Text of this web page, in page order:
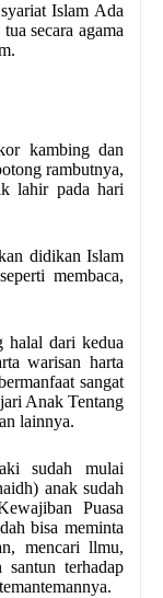
Islam Ada
secara agama
kambing dan
rambutnya,
lahir pada hari
didikan Islam
membaca,
halal dari kedua
warisan harta
sangat
Anak Tentang
lainnya.
sudah mulai
anak sudah
Puasa
bisa meminta
mencari llmu,
terhadap